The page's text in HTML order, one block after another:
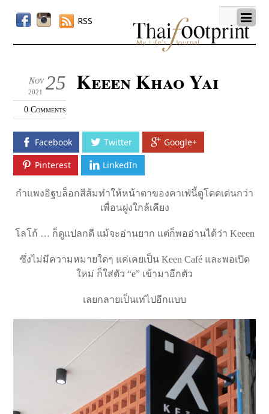
RSS
25
Nov
2021
0 Comments
Keeen Khao Yai
Facebook Twitter Google+
Pinterest LinkedIn
กำแพงอิฐบล็อกสีส้มทำให้หน้าตาของคาเฟ่นี้ดูโดดเด่นกว่า
เพื่อนฝูงใกล้เคียง
โลโก้ … ก็ดูแปลกดี แม้จะอ่านยาก แต่ก็พออ่านได้ว่า Keeen
ซึ่งไม่มีความหมายใดๆ แค่เคยเป็น Keen Café และพอเปิด
ใหม่ ก็ใส่ตัว “e” เข้ามาอีกตัว
เลยกลายเป็นเท่ไปอีกแบบ